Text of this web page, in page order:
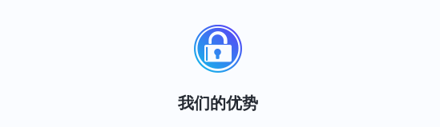
我们的优势